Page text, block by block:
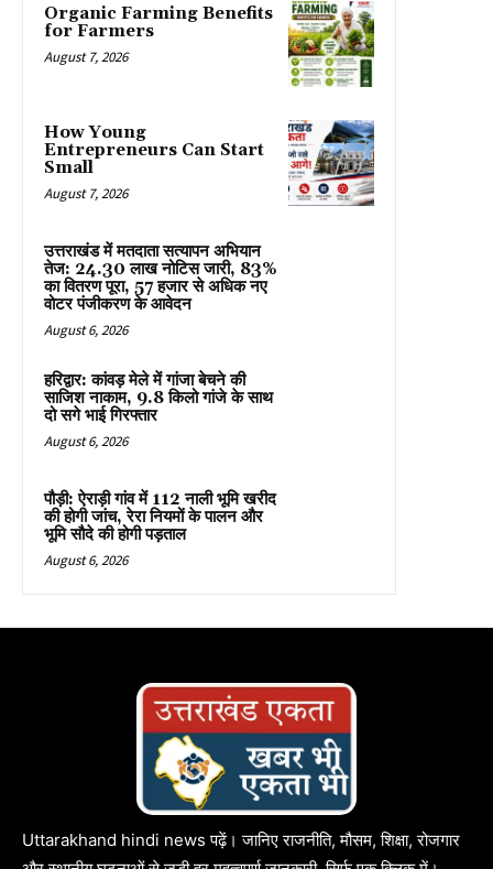
Organic Farming Benefits
for Farmers
August 7, 2026
How Young
Entrepreneurs Can Start
Small
August 7, 2026
उत्तराखंड में मतदाता सत्यापन अभियान
तेज: 24.30 लाख नोटिस जारी, 83%
का वितरण पूरा, 57 हजार से अधिक नए
वोटर पंजीकरण के आवेदन
August 6, 2026
हरिद्वार: कांवड़ मेले में गांजा बेचने की
साजिश नाकाम, 9.8 किलो गांजे के साथ
दो सगे भाई गिरफ्तार
August 6, 2026
पौड़ी: ऐराड़ी गांव में 112 नाली भूमि खरीद
की होगी जांच, रेरा नियमों के पालन और
भूमि सौदे की होगी पड़ताल
August 6, 2026
Uttarakhand hindi news पढ़ें। जानिए राजनीति, मौसम, शिक्षा, रोजगार